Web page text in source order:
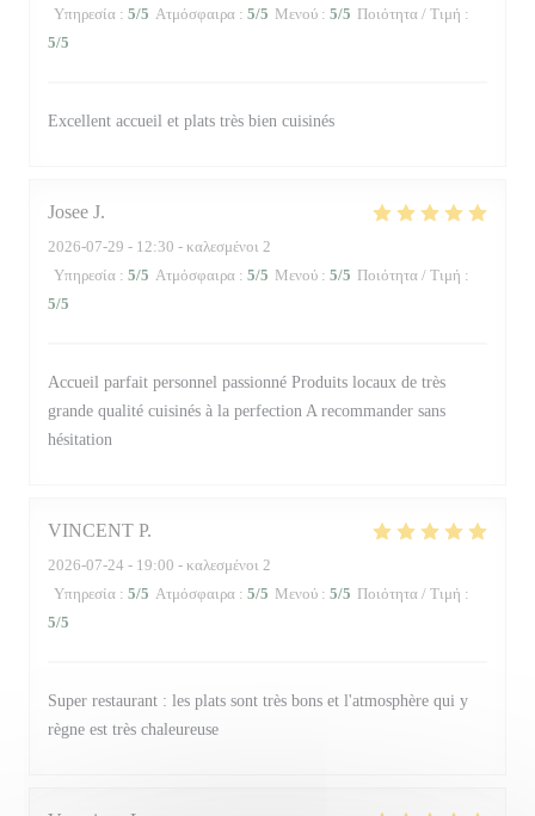
Υπηρεσία : 5/5 Ατμόσφαιρα : 5/5 Μενού : 5/5 Ποιότητα / Τιμή :
5/5
Excellent accueil et plats très bien cuisinés
Josee J
2026-07-29 - 12:30 - καλεσμένοι 2
Υπηρεσία : 5/5 Ατμόσφαιρα : 5/5 Μενού : 5/5 Ποιότητα / Τιμή :
5/5
Accueil parfait personnel passionné Produits locaux de très
grande qualité cuisinés à la perfection A recommander sans
hésitation
VINCENT P
2026-07-24 - 19:00 - καλεσμένοι 2
Υπηρεσία : 5/5 Ατμόσφαιρα : 5/5 Μενού : 5/5 Ποιότητα / Τιμή :
5/5
Super restaurant : les plats sont très bons et l'atmosphère qui y
règne est très chaleureuse